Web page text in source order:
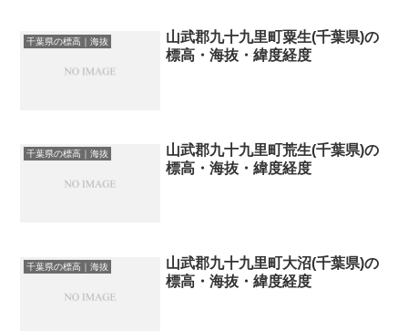
千葉県の標高｜海抜
山武郡九十九里町粟生(千葉県)の
標高・海抜・緯度経度
千葉県の標高｜海抜
山武郡九十九里町荒生(千葉県)の
標高・海抜・緯度経度
千葉県の標高｜海抜
山武郡九十九里町大沼(千葉県)の
標高・海抜・緯度経度